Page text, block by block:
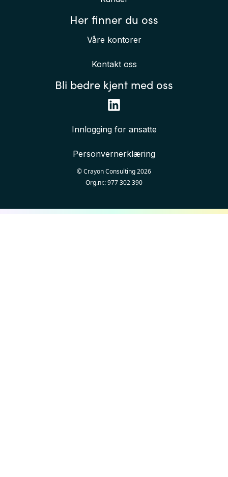
Her finner du oss
Våre kontorer
Kontakt oss
Bli bedre kjent med oss
Innlogging for ansatte
Personvernerklæring
© Crayon Consulting2026
Org.nr.:977 302 390